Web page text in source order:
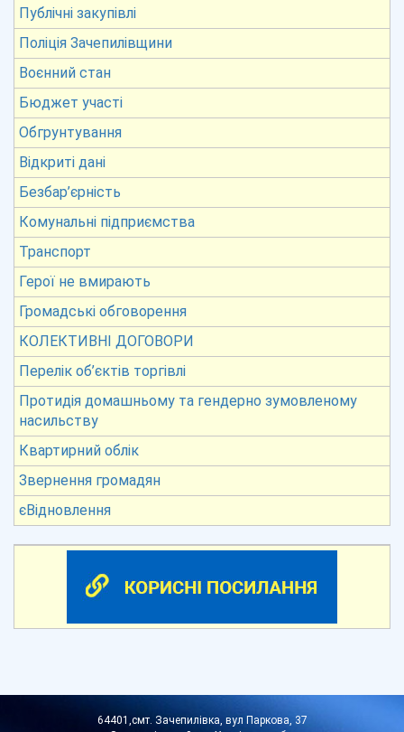
Публічні закупівлі
Поліція Зачепилівщини
Воєнний стан
Бюджет участі
Обгрунтування
Відкриті дані
Безбар’єрність
Комунальні підприємства
Транспорт
Герої не вмирають
Громадські обговорення
КОЛЕКТИВНІ ДОГОВОРИ
Перелік об’єктів торгівлі
Протидія домашньому та гендерно зумовленому
насильству
Квартирний облік
Звернення громадян
єВідновлення
64401,смт. Зачепилівка, вул Паркова, 37